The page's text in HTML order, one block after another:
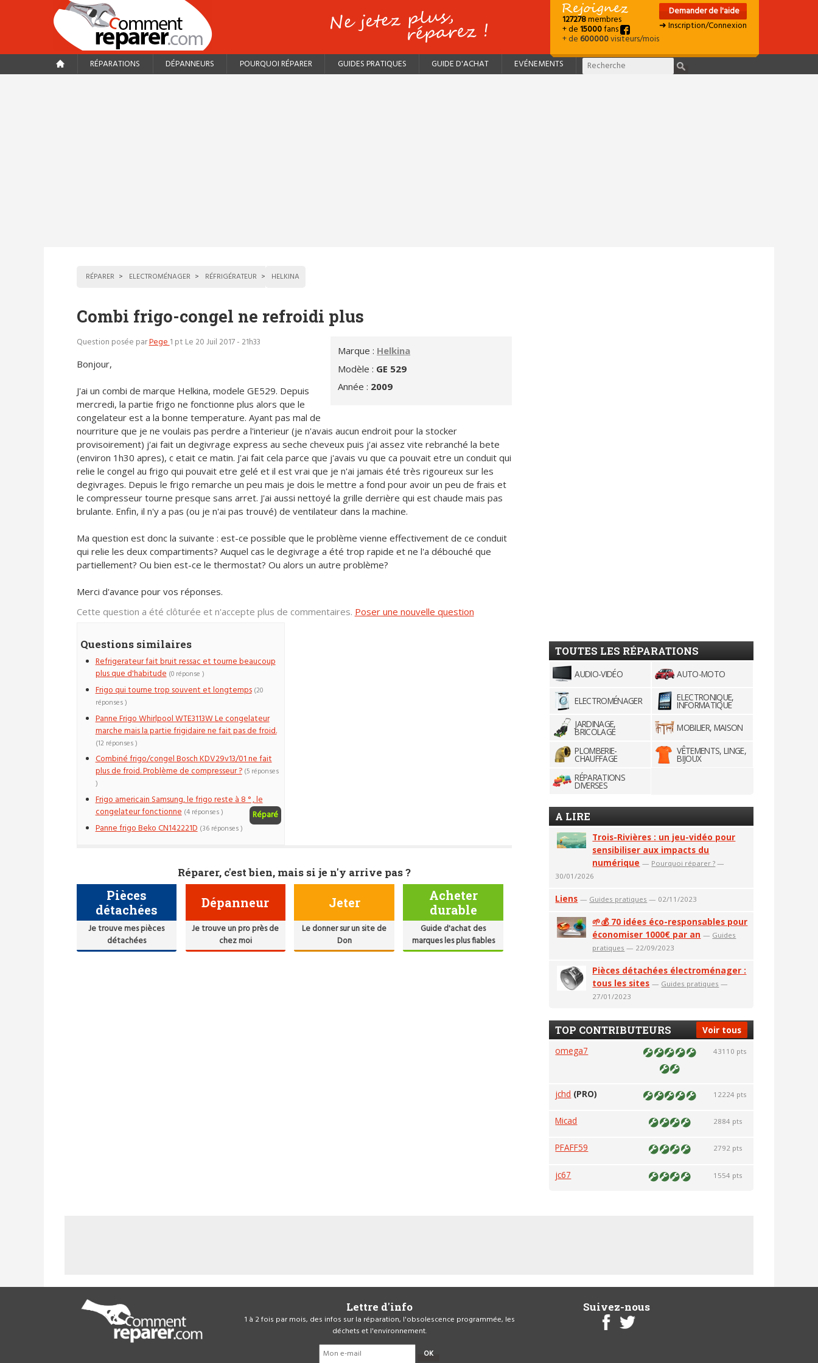
127278membres
+ de15000fans
+ de600000visiteurs/mois
Demander de l'aide
➜ Inscription/Connexion
RÉPARATIONS DÉPANNEURS POURQUOI RÉPARER GUIDES PRATIQUES GUIDE D'ACHAT EVÉNEMENTS
RÉPARER ELECTROMÉNAGER RÉFRIGÉRATEUR HELKINA
Combi frigo-congel ne refroidi plus
Marque : Helkina
Modèle : GE 529
Année : 2009
Question posée parPege1 pt Le 20 Juil 2017 - 21h33
Bonjour,
J'ai un combi de marque Helkina, modele GE529. Depuis
mercredi, la partie frigo ne fonctionne plus alors que le
congelateur est a la bonne temperature. Ayant pas mal de
nourriture que je ne voulais pas perdre a l'interieur (je n'avais aucun endroit pour la stocker
provisoirement) j'ai fait un degivrage express au seche cheveux puis j'ai assez vite rebranché la bete
(environ 1h30 apres), c etait ce matin. J'ai fait cela parce que j'avais vu que ca pouvait etre un conduit qui
relie le congel au frigo qui pouvait etre gelé et il est vrai que je n'ai jamais été très rigoureux sur les
degivrages. Depuis le frigo remarche un peu mais je dois le mettre a fond pour avoir un peu de frais et
le compresseur tourne presque sans arret. J'ai aussi nettoyé la grille derrière qui est chaude mais pas
brulante. Enfin, il n'y a pas (ou je n'ai pas trouvé) de ventilateur dans la machine.
Ma question est donc la suivante : est-ce possible que le problème vienne effectivement de ce conduit
qui relie les deux compartiments? Auquel cas le degivrage a été trop rapide et ne l'a débouché que
partiellement? Ou bien est-ce le thermostat? Ou alors un autre problème?
Merci d'avance pour vos réponses.
Cette question a été clôturée et n'accepte plus de commentaires. Poser une nouvelle question
Questions similaires
Refrigerateur fait bruit ressac et tourne beaucoup
plus que d'habitude (0 réponse )
Frigo qui tourne trop souvent et longtemps (20
réponses )
Panne Frigo Whirlpool WTE3113W Le congelateur
marche mais la partie frigidaire ne fait pas de froid.
(12 réponses )
Combiné frigo/congel Bosch KDV29v13/01 ne fait
plus de froid. Problème de compresseur ? (5 réponses
)
Frigo americain Samsung, le frigo reste à 8 ° , le
congelateur fonctionne
Réparé
(4 réponses )
Panne frigo Beko CN142221D (36 réponses )
Réparer, c'est bien, mais si je n'y arrive pas ?
Pièces
détachées
Je trouve mes pièces
détachées
Dépanneur
Je trouve un pro près de
chez moi
Jeter
Le donner sur un site de
Don
Acheter
durable
Guide d'achat des
marques les plus fiables
TOUTES LES RÉPARATIONS
AUDIO-VIDÉO AUTO-MOTO
ELECTROMÉNAGER ELECTRONIQUE,
INFORMATIQUE
JARDINAGE,
BRICOLAGE
MOBILIER, MAISON
PLOMBERIE-
CHAUFFAGE
VÊTEMENTS, LINGE,
BIJOUX
RÉPARATIONS
DIVERSES
A LIRE
Trois-Rivières : un jeu-vidéo pour
sensibiliser aux impacts du
numérique — Pourquoi réparer ? —
30/01/2026
Liens — Guides pratiques — 02/11/2023
🌱💰 70 idées éco-responsables pour
économiser 1000€ par an — Guides
pratiques — 22/09/2023
Pièces détachées électroménager :
tous les sites — Guides pratiques —
27/01/2023
Voir tous
TOP CONTRIBUTEURS
omega7 43110 pts
jchd (PRO) 12224 pts
Micad 2884 pts
PFAFF59 2792 pts
jc67 1554 pts
Lettre d'info
1 à 2 fois par mois, des infos sur la réparation, l'obsolescence programmée, les
déchets et l'environnement.
OK
Suivez-nous